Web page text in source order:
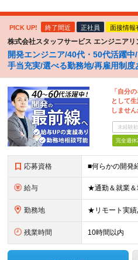
PICK UP! 終了間近 正社員 面接情報
株式会社スタッフサービス エンジニアリ
開発エンジニア/40代・50代活躍
手当充実/選べる勤務地/再雇用制度
「自分
として
しません
未経験
完全週休
応募資格
給与
勤務地
残業時間 10時間以内